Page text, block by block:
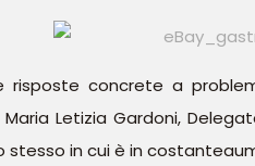
risposte concrete a
Letizia Gardoni,
stesso in cui è in